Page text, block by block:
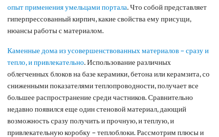
опыт применения умельцами портала. Что собой представляет
гиперпрессованный кирпич, какие свойства ему присущи,
нюансы работы с материалом.
Каменные дома из усовершенствованных материалов – сразу и
тепло, и привлекательно. Использование различных
облегченных блоков на базе керамики, бетона или керамзита, со
сниженными показателями теплопроводности, получает все
большее распространение среди частников. Сравнительно
недавно появился еще один стеновой материал, дающий
возможность сразу получить и прочную, и теплую, и
привлекательную коробку – теплоблоки. Рассмотрим плюсы и